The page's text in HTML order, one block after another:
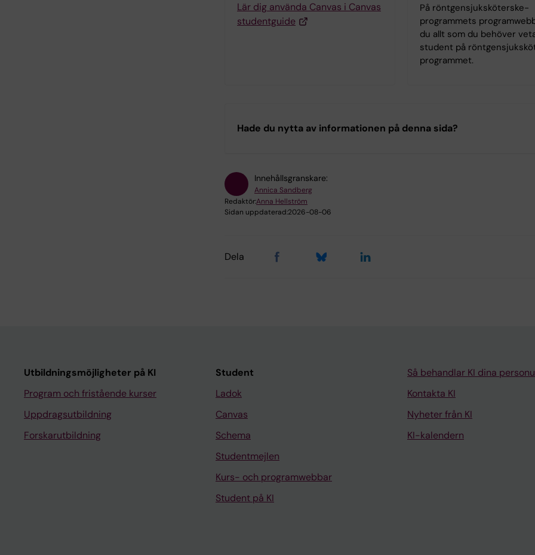
Lär dig använda Canvas i Canvas
studentguide
På röntgensjuk­sköterske­
programmets
du allt som du behöver
student på
programmet.
Hade du nytta av informationen på denna sida?
Innehållsgranskare:
Annica Sandberg
Redaktör:Anna Hellström
Sidan uppdaterad:2026-08-06
Dela
Utbildningsmöjligheter på KI
Program och fristående kurser
Uppdragsutbildning
Forskarutbildning
Student
Ladok
Canvas
Schema
Studentmejlen
Kurs- och programwebbar
Student på KI
Så behandlar KI dina
Kontakta KI
Nyheter från KI
KI-kalendern